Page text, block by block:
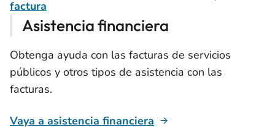
factura
Asistencia financiera
Obtenga ayuda con las facturas de servicios
públicos y otros tipos de asistencia con las
facturas.
Vaya a asistencia financiera